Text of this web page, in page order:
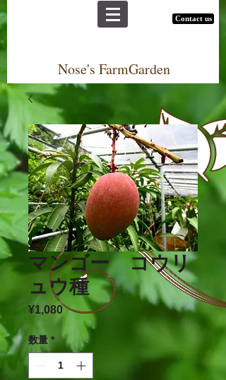
Contact us
Nose's FarmGarden
マンゴー コウリ
ュウ種
¥1,080価
格
数量 *